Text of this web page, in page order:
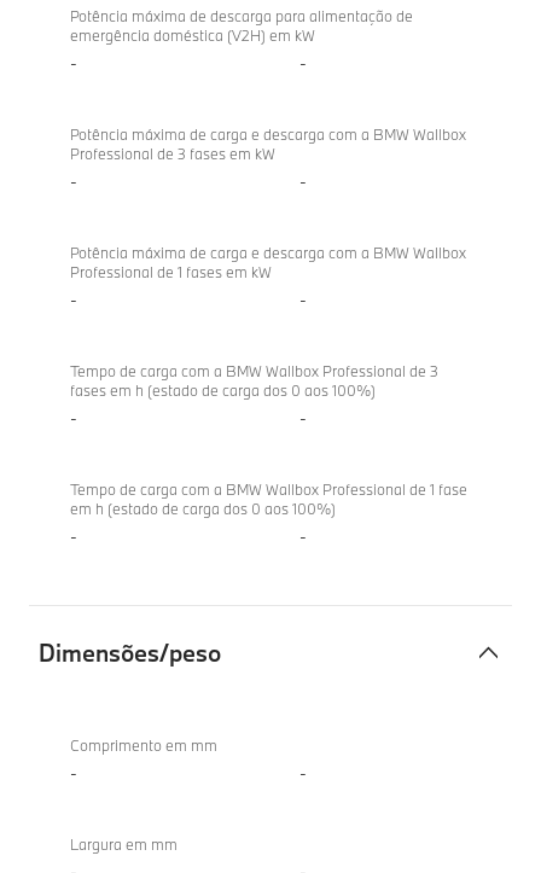
Potência máxima de descarga para alimentação de
emergência doméstica (V2H) em kW
- -
Potência máxima de carga e descarga com a BMW Wallbox
Professional de 3 fases em kW
- -
Potência máxima de carga e descarga com a BMW Wallbox
Professional de 1 fases em kW
- -
Tempo de carga com a BMW Wallbox Professional de 3
fases em h (estado de carga dos 0 aos 100%)
- -
Tempo de carga com a BMW Wallbox Professional de 1 fase
em h (estado de carga dos 0 aos 100%)
- -
Dimensões/peso
Comprimento em mm
- -
Largura em mm